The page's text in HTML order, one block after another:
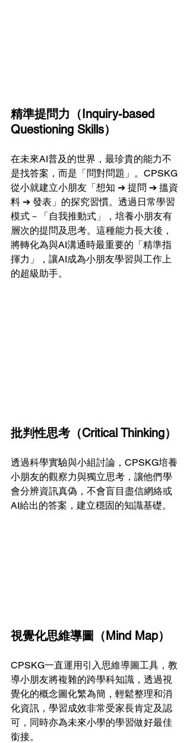
精準提問力（Inquiry-based
Questioning Skills）
在未來AI普及的世界，最珍貴的能力不
是找答案，而是「問對問題」。CPSKG
從小就建立小朋友「想知 ➔ 提問 ➔ 搵資
料 ➔ 發表」的探究習慣。透過日常學習
模式－「自我推動式」，培養小朋友有
層次的提問及思考。這種能力長大後，
將轉化為與AI溝通時最重要的「精準指
揮力」，讓AI成為小朋友學習與工作上
的超級助手。
批判性思考（Critical Thinking）
透過科學實驗與小組討論，CPSKG培養
小朋友的觀察力與獨立思考，讓他們學
會分辨資訊真偽，不會盲目盡信網絡或
AI給出的答案，建立穩固的知識基礎。
視覺化思維導圖（Mind Map）
CPSKG一直運用引入思維導圖工具，教
導小朋友將複雜的跨學科知識，透過視
覺化的概念圖化繁為簡，輕鬆整理和消
化資訊，學習成效非常受家長肯定及認
可，同時亦為未來小學的學習做好最佳
銜接。